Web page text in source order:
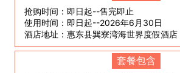
抢购时间：即日起--售完即止
使用时间：即日起--2026年6月30日
酒店地址：惠东县巽寮湾海世界度假酒店
套餐包含